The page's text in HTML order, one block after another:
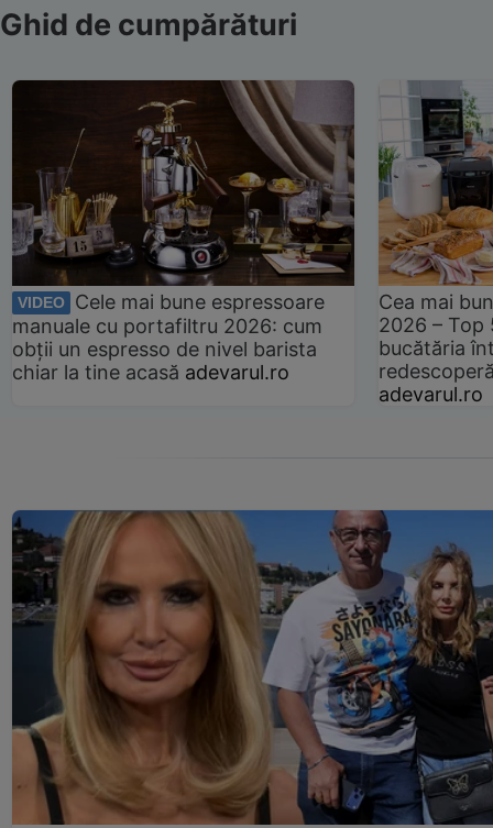
Ghid de cumpărături
VIDEO
Cele mai bune espressoare
manuale cu portafiltru 2026: cum
obții un espresso de nivel barista
chiar la tine acasă adevarul.ro
Cea mai
2026 –
bucătăria
adevarul.ro